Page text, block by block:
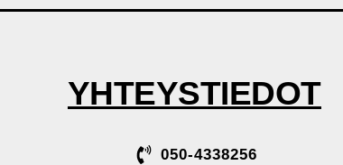
YHTEYSTIEDOT
050-4338256